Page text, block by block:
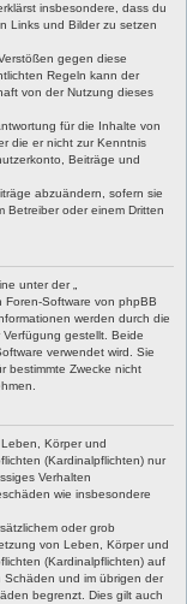
insbesondere, dass du
Links und Bilder zu setzen
gegen diese
Regeln kann der
von der Nutzung dieses
für die Inhalte von
die er nicht zur Kenntnis
Beiträge und
abzuändern, sofern sie
Betreiber oder einem Dritten
unter der „
Foren-Software von phpBB
werden durch die
Verfügung gestellt. Beide
verwendet wird. Sie
bestimmte Zwecke nicht
Körper und
(Kardinalpflichten) nur
Verhalten
wie insbesondere
oder grob
von Leben, Körper und
(Kardinalpflichten) auf
Schäden und im übrigen der
begrenzt. Dies gilt auch